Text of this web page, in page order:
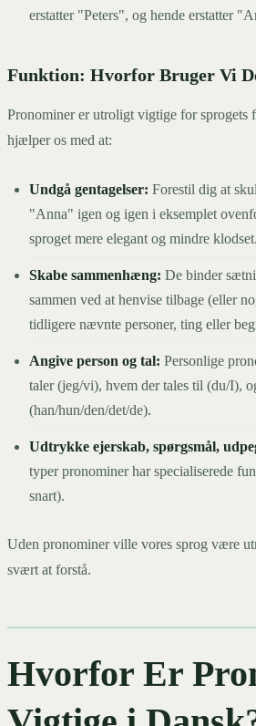
erstatter "Peters", og hende erstatter
Funktion: Hvorfor Bruger Vi
Pronominer er utroligt vigtige for
hjælper os med at:
Undgå gentagelser: Forestil dig at
"Anna" igen og igen i eksemplet
sproget mere elegant og mindre klodset.
Skabe sammenhæng: De binder
sammen ved at henvise tilbage (eller
tidligere nævnte personer, ting eller
Angive person og tal: Personlige
taler (jeg/vi), hvem der tales til (du/I),
(han/hun/den/det/de).
Udtrykke ejerskab, spørgsmål,
typer pronominer har specialiserede
snart).
Uden pronominer ville vores sprog være
svært at forstå.
Hvorfor Er